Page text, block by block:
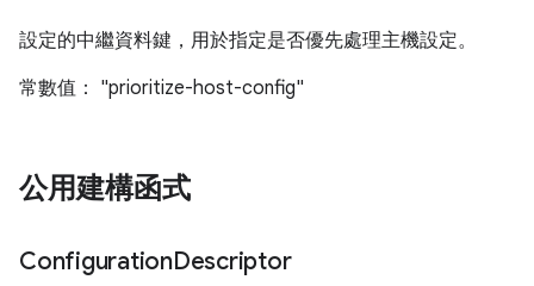
設定的中繼資料鍵，用於指定是否優先處理主機設定。
常數值： "prioritize-host-config"
公用建構函式
ConfigurationDescriptor